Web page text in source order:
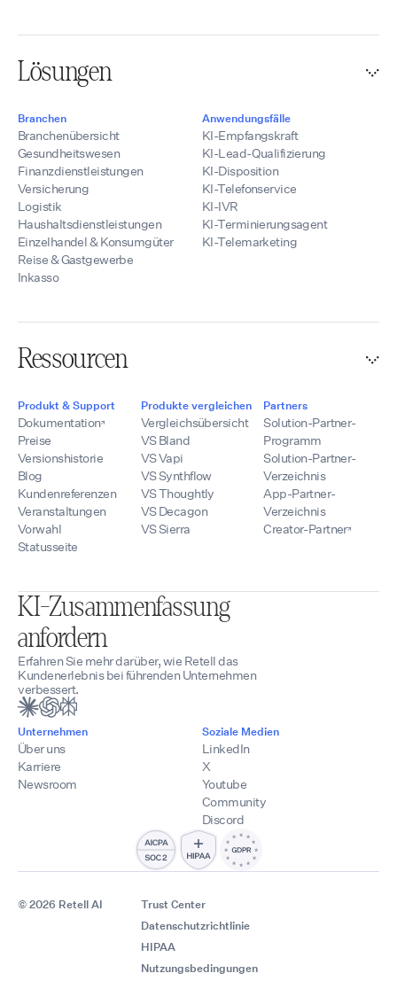
Lösungen
Branchen
Branchenübersicht
Gesundheitswesen
Finanzdienstleistungen
Versicherung
Logistik
Haushaltsdienstleistungen
Einzelhandel & Konsumgüter
Reise & Gastgewerbe
Inkasso
Anwendungsfälle
KI-Empfangskraft
KI-Lead-Qualifizierung
KI-Disposition
KI-Telefonservice
KI-IVR
KI-Terminierungsagent
KI-Telemarketing
Ressourcen
Produkt & Support
Dokumentation
Preise
Versionshistorie
Blog
Kundenreferenzen
Veranstaltungen
Vorwahl
Statusseite
Produkte vergleichen
Vergleichsübersicht
VS Bland
VS Vapi
VS Synthflow
VS Thoughtly
VS Decagon
VS Sierra
Partners
Solution-Partner-
Programm
Solution-Partner-
Verzeichnis
App-Partner-
Verzeichnis
Creator-Partner
KI-Zusammenfassung
anfordern
Erfahren Sie mehr darüber, wie Retell das
Kundenerlebnis bei führenden Unternehmen
verbessert.
Unternehmen
Über uns
Karriere
Newsroom
Soziale Medien
LinkedIn
X
Youtube
Community
Discord
© 2026 Retell AI
Trust Center
Datenschutzrichtlinie
HIPAA
Nutzungsbedingungen